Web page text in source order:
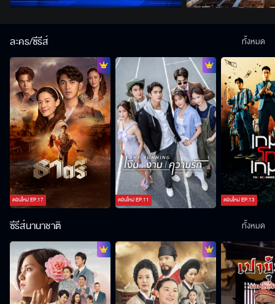
ละคร/ซีรีส์
ตอนใหม่EP.17 ตอนใหม่EP.11 ตอนใหม่EP.13
ทั้งหมด
ซีรีส์นานาชาติ ทั้งหมด